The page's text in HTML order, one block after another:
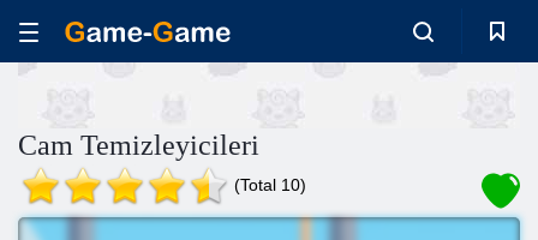
Cam Temizleyicileri
(Total 10)